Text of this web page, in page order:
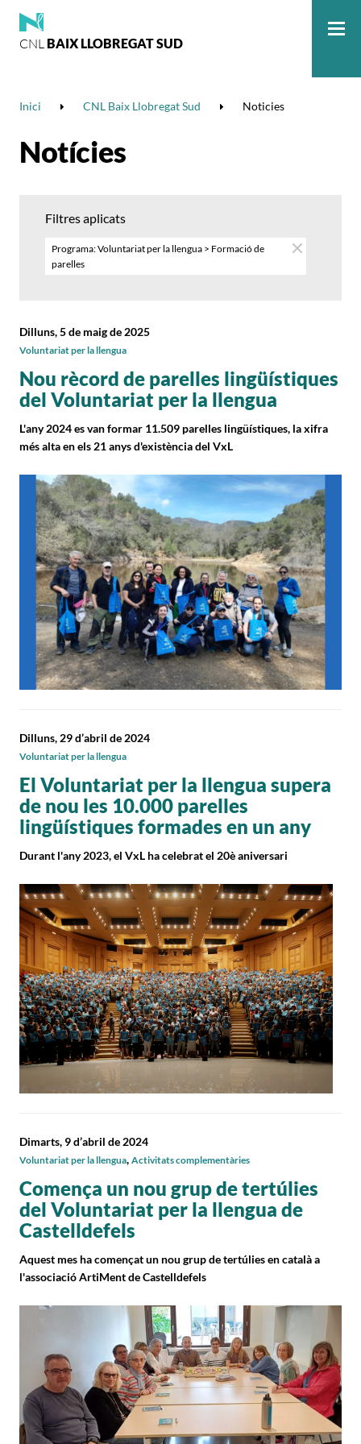
CNL BAIX LLOBREGAT SUD
Inici CNL Baix Llobregat Sud Noticies
Notícies
Filtres aplicats
Programa: Voluntariat per la llengua > Formació de
parelles
Nou rècord de parelles lingüístiques
del Voluntariat per la llengua
L'any 2024 es van formar 11.509 parelles lingüístiques, la xifra
més alta en els 21 anys d'existència del VxL
Dilluns, 5 de maig de 2025
Voluntariat per la llengua
El Voluntariat per la llengua supera
de nou les 10.000 parelles
lingüístiques formades en un any
Durant l'any 2023, el VxL ha celebrat el 20è aniversari
Dilluns, 29 d’abril de 2024
Voluntariat per la llengua
Comença un nou grup de tertúlies
del Voluntariat per la llengua de
Castelldefels
Aquest mes ha començat un nou grup de tertúlies en català a
l'associació ArtiMent de Castelldefels
Dimarts, 9 d’abril de 2024
Voluntariat per la llengua, Activitats complementàries